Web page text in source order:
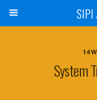
14
System